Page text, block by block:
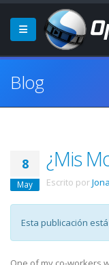
Blog
8
May
¿Mis
Escrito por
Esta publicación